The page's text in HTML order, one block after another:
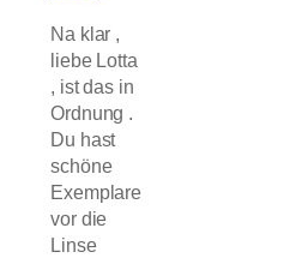
Na klar ,
liebe Lotta
, ist das in
Ordnung .
Du hast
schöne
Exemplare
vor die
Linse